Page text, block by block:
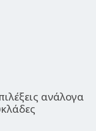
ανάλογα